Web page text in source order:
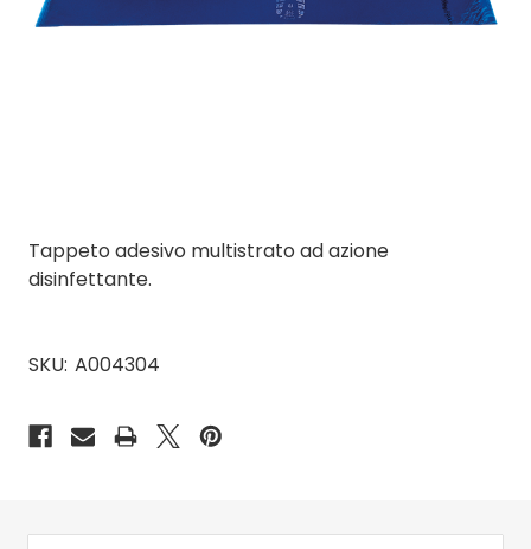
Tappeto adesivo multistrato ad azione
disinfettante.
SKU: A004304